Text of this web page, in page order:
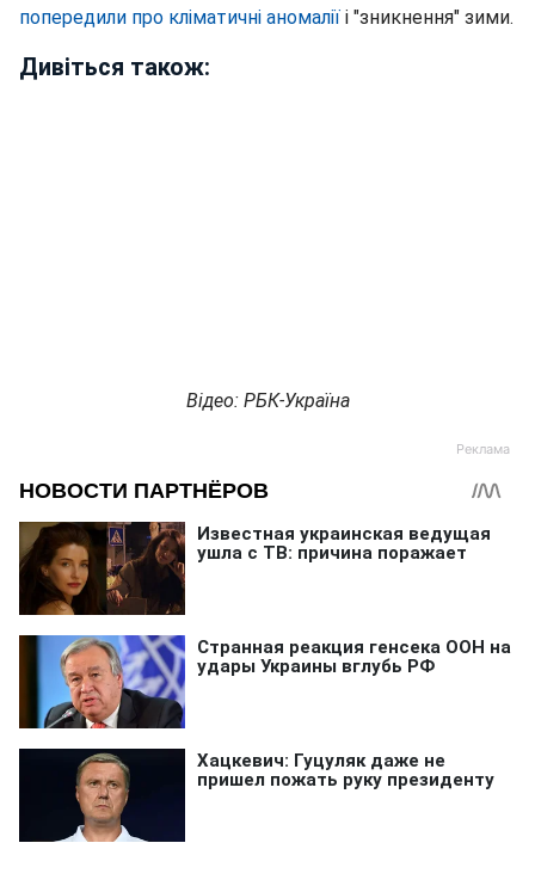
попередили про кліматичні аномалії і "зникнення" зими.
Дивіться також:
Відео: РБК-Україна